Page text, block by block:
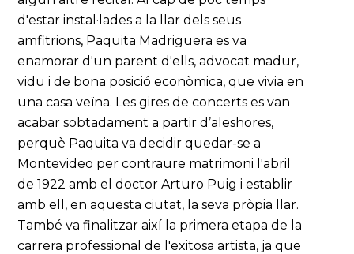
d'estar instal·lades a la llar dels seus
amfitrions, Paquita Madriguera es va
enamorar d'un parent d'ells, advocat madur,
vidu i de bona posició econòmica, que vivia en
una casa veïna. Les gires de concerts es van
acabar sobtadament a partir d’aleshores,
perquè Paquita va decidir quedar-se a
Montevideo per contraure matrimoni l'abril
de 1922 amb el doctor Arturo Puig i establir
amb ell, en aquesta ciutat, la seva pròpia llar.
També va finalitzar així la primera etapa de la
carrera professional de l'exitosa artista, ja que